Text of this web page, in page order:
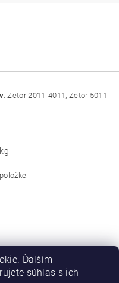
: Zetor 2011-4011, Zetor 5011-
Ďalším
súhlas s ich